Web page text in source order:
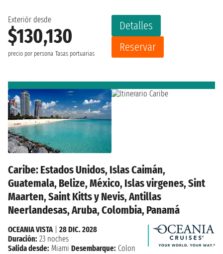
Exteriór desde
$130,130
precio por persona Tasas portuarias
Detalles
Reservar
Caribe: Estados Unidos, Islas Caimán,
Guatemala, Belize, México, Islas virgenes, Sint
Maarten, Saint Kitts y Nevis, Antillas
Neerlandesas, Aruba, Colombia, Panamá
OCEANIA VISTA| 28 DIC. 2028
Duración: 23 noches
Salida desde: Miami Desembarque: Colon